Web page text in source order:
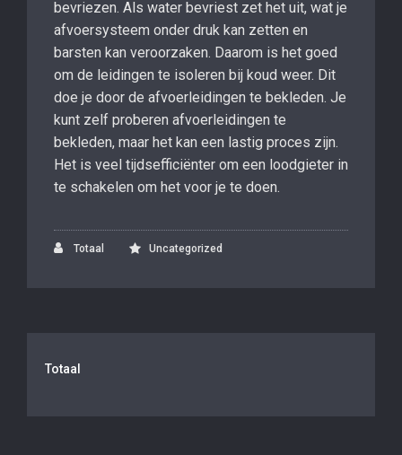
bevriezen. Als water bevriest zet het uit, wat je
afvoersysteem onder druk kan zetten en
barsten kan veroorzaken. Daarom is het goed
om de leidingen te isoleren bij koud weer. Dit
doe je door de afvoerleidingen te bekleden. Je
kunt zelf proberen afvoerleidingen te
bekleden, maar het kan een lastig proces zijn.
Het is veel tijdsefficiënter om een loodgieter in
te schakelen om het voor je te doen.
Totaal Uncategorized
Totaal